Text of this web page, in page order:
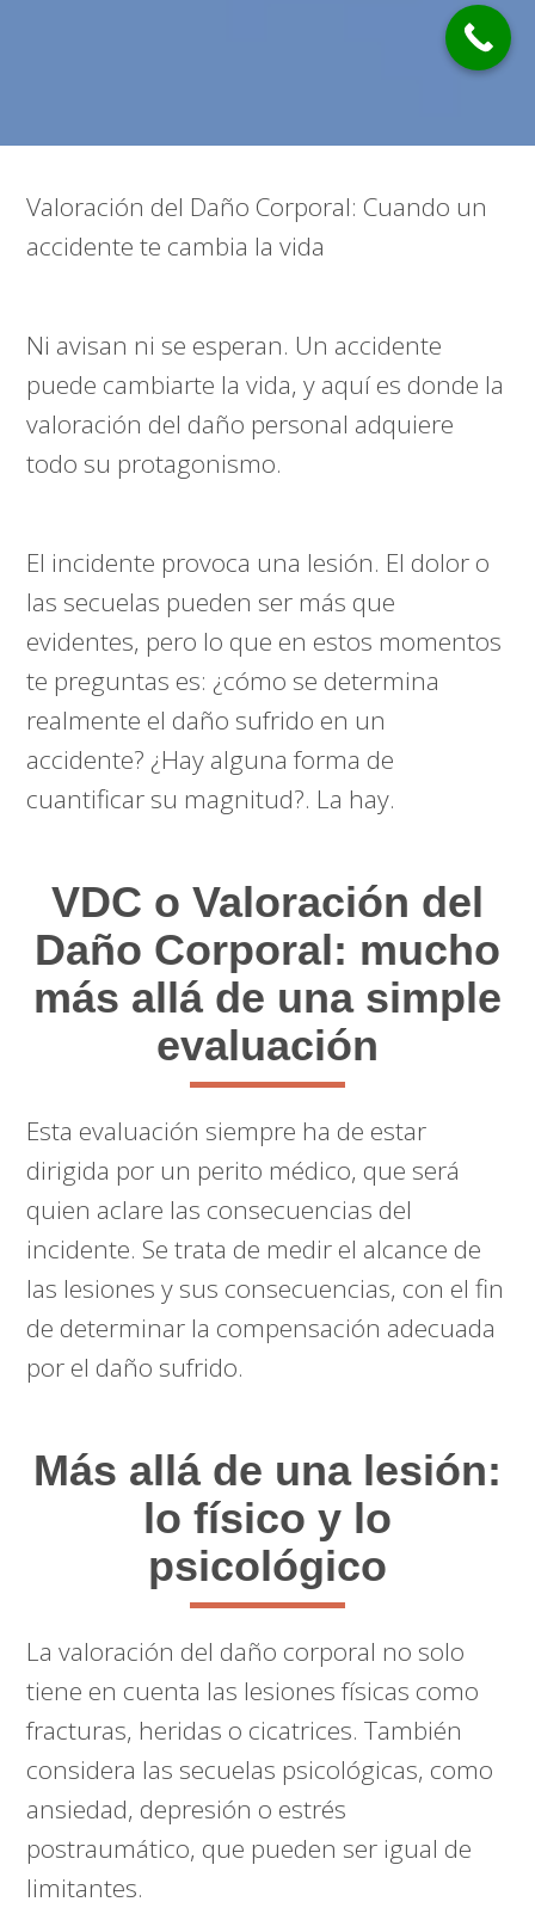
Valoración del Daño Corporal: Cuando un
accidente te cambia la vida
Ni avisan ni se esperan. Un accidente
puede cambiarte la vida, y aquí es donde la
valoración del daño personal adquiere
todo su protagonismo.
El incidente provoca una lesión. El dolor o
las secuelas pueden ser más que
evidentes, pero lo que en estos momentos
te preguntas es: ¿cómo se determina
realmente el daño sufrido en un
accidente? ¿Hay alguna forma de
cuantificar su magnitud?. La hay.
VDC o Valoración del
Daño Corporal: mucho
más allá de una simple
evaluación
Esta evaluación siempre ha de estar
dirigida por un perito médico, que será
quien aclare las consecuencias del
incidente. Se trata de medir el alcance de
las lesiones y sus consecuencias, con el fin
de determinar la compensación adecuada
por el daño sufrido.
Más allá de una lesión:
lo físico y lo
psicológico
La valoración del daño corporal no solo
tiene en cuenta las lesiones físicas como
fracturas, heridas o cicatrices. También
considera las secuelas psicológicas, como
ansiedad, depresión o estrés
postraumático, que pueden ser igual de
limitantes.